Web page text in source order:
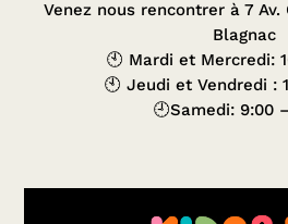
Venez nous rencontrer à 7 Av.
Blagnac
🕙 Mardi et Mercredi:
🕙 Jeudi et Vendredi :
🕘Samedi: 9:00